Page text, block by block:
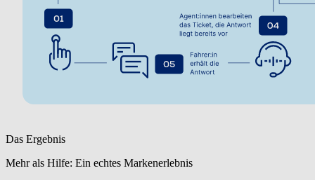
Das Ergebnis
Mehr als Hilfe: Ein echtes Markenerlebnis